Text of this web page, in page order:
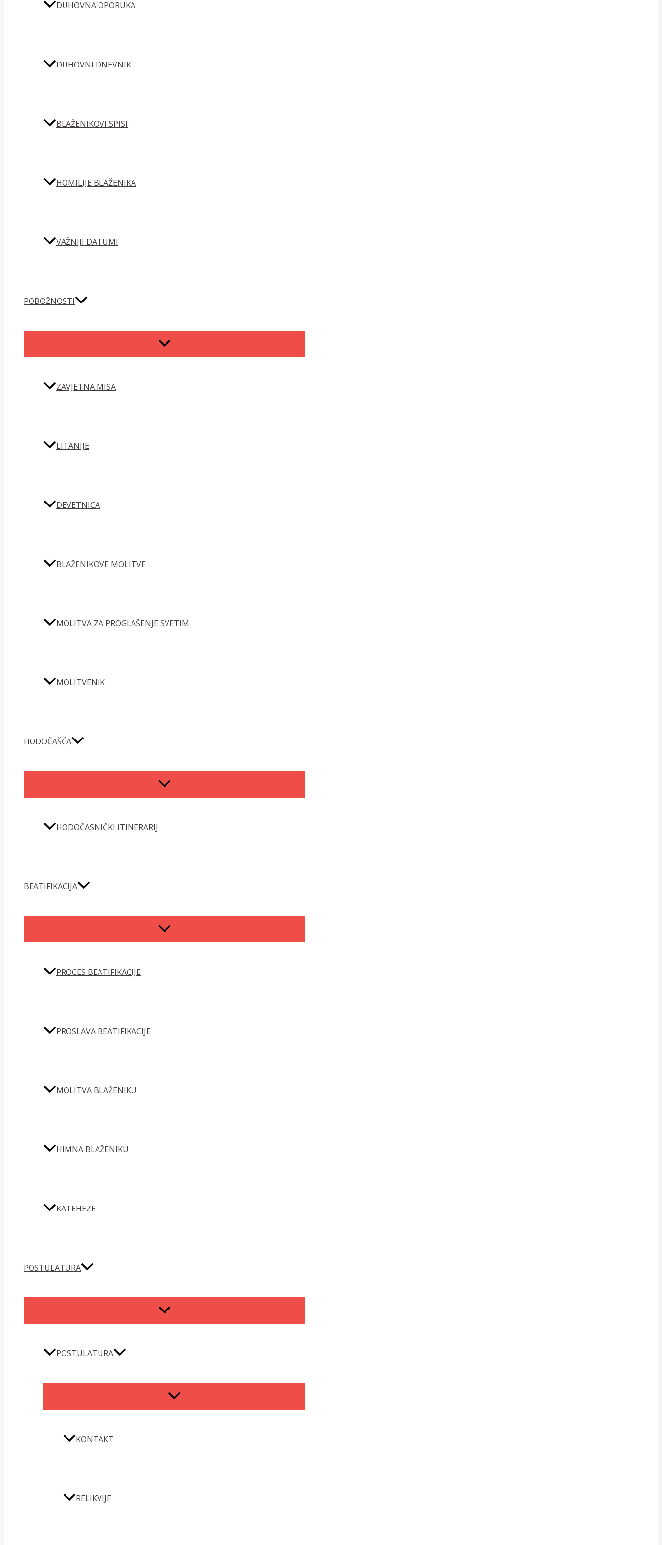
DUHOVNA OPORUKA
DUHOVNI DNEVNIK
BLAŽENIKOVI SPISI
HOMILIJE BLAŽENIKA
VAŽNIJI DATUMI
POBOŽNOSTI
MENU
TOGGLE
ZAVJETNA MISA
LITANIJE
DEVETNICA
BLAŽENIKOVE MOLITVE
MOLITVA ZA PROGLAŠENJE SVETIM
MOLITVENIK
HODOČAŠĆA
MENU
TOGGLE
HODOČASNIČKI ITINERARIJ
BEATIFIKACIJA
MENU
TOGGLE
PROCES BEATIFIKACIJE
PROSLAVA BEATIFIKACIJE
MOLITVA BLAŽENIKU
HIMNA BLAŽENIKU
KATEHEZE
POSTULATURA
MENU
TOGGLE
POSTULATURA
MENU
TOGGLE
KONTAKT
RELIKVIJE